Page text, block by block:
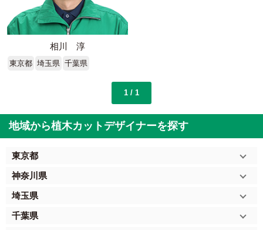
相川 淳
東京都 埼玉県 千葉県
1 / 1
地域から植木カットデザイナーを探す
東京都
神奈川県
埼玉県
千葉県